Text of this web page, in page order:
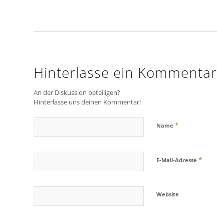
Hinterlasse ein Kommentar
An der Diskussion beteiligen?
Hinterlasse uns deinen Kommentar!
Name *
E-Mail-Adresse *
Website